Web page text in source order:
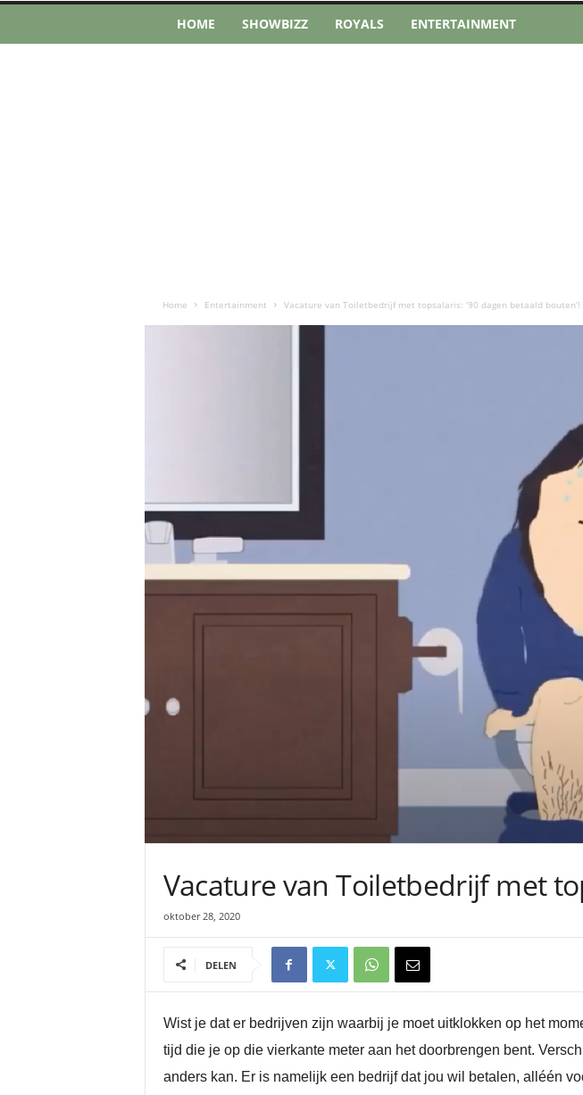
HOME SHOWBIZZ ROYALS ENTERTAINMENT
Home Entertainment Vacature van Toiletbedrijf met topsalaris: ’90 dagen betaald bouten’!
Vacature van Toiletbedrijf met
oktober 28, 2020
DELEN
Wist je dat er bedrijven zijn waarbij je moet uitklokken op het
tijd die je op die vierkante meter aan het doorbrengen bent.
anders kan. Er is namelijk een bedrijf dat jou wil betalen, alléén